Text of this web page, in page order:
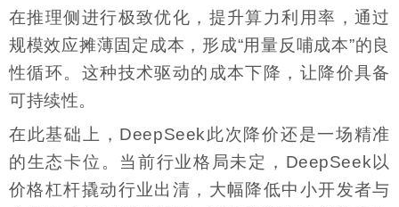
在推理侧进行极致优化，提升算力利用率，通过
规模效应摊薄固定成本，形成“用量反哺成本”的良
性循环。这种技术驱动的成本下降，让降价具备
可持续性。
在此基础上，DeepSeek此次降价还是一场精准
的生态卡位。当前行业格局未定，DeepSeek以
价格杠杆撬动行业出清，大幅降低中小开发者与